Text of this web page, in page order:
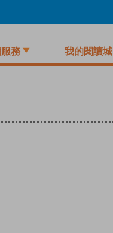
務 我的閱讀城